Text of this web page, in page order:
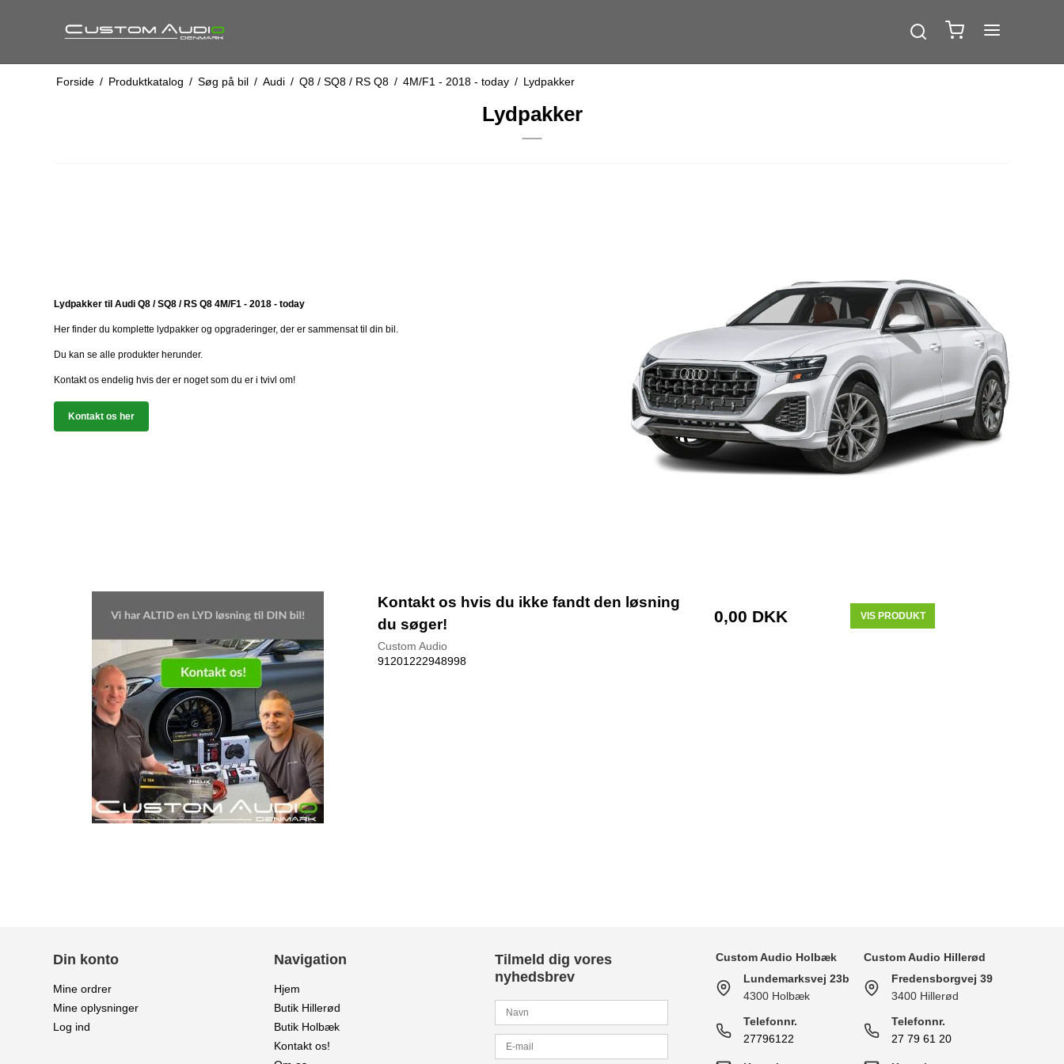
Forside / Produktkatalog / Søg på bil / Audi / Q8 / SQ8 / RS Q8 / 4M/F1 - 2018 - today / Lydpakker
Lydpakker
Lydpakker til Audi Q8 / SQ8 / RS Q8 4M/F1 - 2018 - today
Her finder du komplette lydpakker og opgraderinger, der er sammensat til din bil.
Du kan se alle produkter herunder.
Kontakt os endelig hvis der er noget som du er i tvivl om!
Kontakt os her
Kontakt os hvis du ikke fandt den løsning
du søger!
Custom Audio
91201222948998
0,00 DKK VIS PRODUKT
Din konto
Mine ordrer
Mine oplysninger
Log ind
Navigation
Hjem
Butik Hillerød
Butik Holbæk
Kontakt os!
Tilmeld dig vores
nyhedsbrev
Custom Audio Holbæk
Lundemarksvej 23b
4300 Holbæk
Telefonnr.
27796122
Custom Audio Hillerød
Fredensborgvej 39
3400 Hillerød
Telefonnr.
27 79 61 20